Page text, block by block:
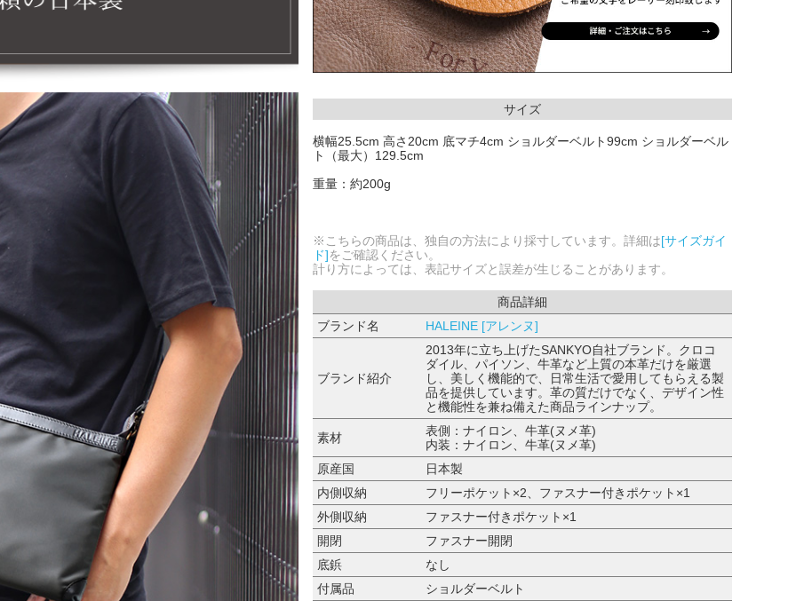
サイズ
横幅25.5cm 高さ20cm 底マチ4cm ショルダーベルト99cm ショルダーベル
ト（最大）129.5cm
重量：約200g
※こちらの商品は、独自の方法により採寸しています。詳細は[サイズガイ
ド]をご確認ください。
計り方によっては、表記サイズと誤差が生じることがあります。
商品詳細
ブランド名
HALEINE [アレンヌ]
ブランド紹介
2013年に立ち上げたSANKYO自社ブランド。クロコ
ダイル、パイソン、牛革など上質の本革だけを厳選
し、美しく機能的で、日常生活で愛用してもらえる製
品を提供しています。革の質だけでなく、デザイン性
と機能性を兼ね備えた商品ラインナップ。
素材
表側：ナイロン、牛革(ヌメ革)
内装：ナイロン、牛革(ヌメ革)
原産国
日本製
内側収納
フリーポケット×2、ファスナー付きポケット×1
外側収納
ファスナー付きポケット×1
開閉
ファスナー開閉
底鋲
なし
付属品
ショルダーベルト